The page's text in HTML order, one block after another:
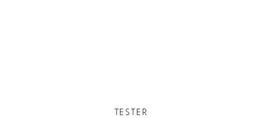
TESTER